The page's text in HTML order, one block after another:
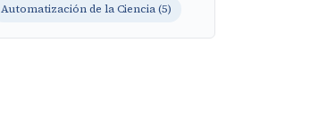
Automatización de la Ciencia (5)